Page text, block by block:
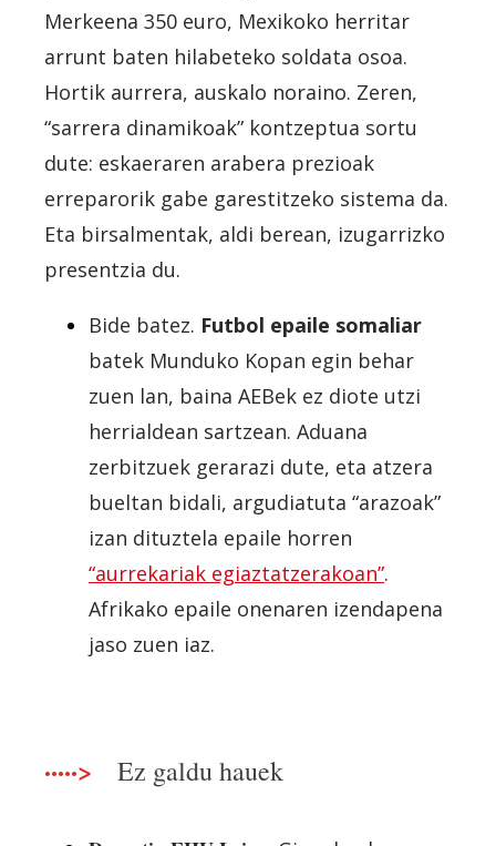
Merkeena 350 euro, Mexikoko herritar
arrunt baten hilabeteko soldata osoa.
Hortik aurrera, auskalo noraino. Zeren,
“sarrera dinamikoak” kontzeptua sortu
dute: eskaeraren arabera prezioak
erreparorik gabe garestitzeko sistema da.
Eta birsalmentak, aldi berean, izugarrizko
presentzia du.
Bide batez. Futbol epaile somaliar
batek Munduko Kopan egin behar
zuen lan, baina AEBek ez diote utzi
herrialdean sartzean. Aduana
zerbitzuek gerarazi dute, eta atzera
bueltan bidali, argudiatuta “arazoak”
izan dituztela epaile horren
“aurrekariak egiaztatzerakoan”.
Afrikako epaile onenaren izendapena
jaso zuen iaz.
·····> Ez galdu hauek